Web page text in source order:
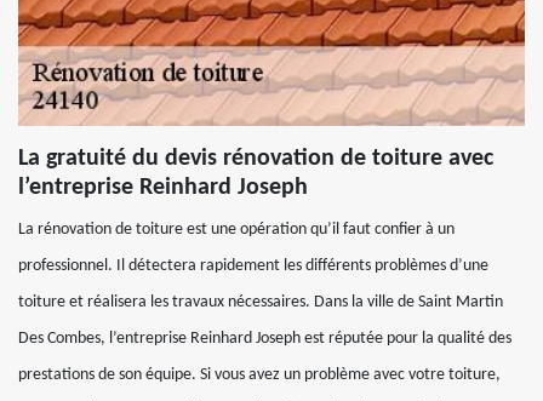
La gratuité du devis rénovation de toiture avec
l’entreprise Reinhard Joseph
La rénovation de toiture est une opération qu’il faut confier à un
professionnel. Il détectera rapidement les différents problèmes d’une
toiture et réalisera les travaux nécessaires. Dans la ville de Saint Martin
Des Combes, l’entreprise Reinhard Joseph est réputée pour la qualité des
prestations de son équipe. Si vous avez un problème avec votre toiture,